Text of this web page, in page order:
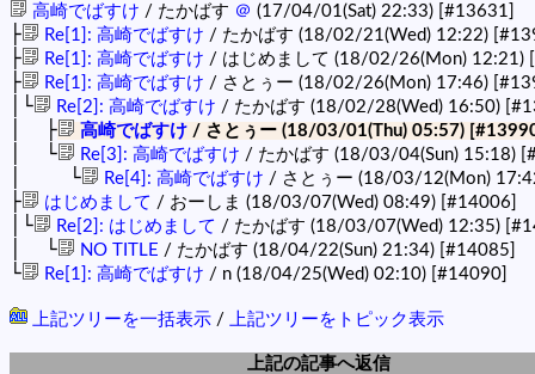
高崎でばすけ / たかばす ＠ (17/04/01(Sat) 22:33) [#13631]
├ Re[1]: 高崎でばすけ / たかばす (18/02/21(Wed) 12:22)
├ Re[1]: 高崎でばすけ / はじめまして (18/02/26(Mon) 12:21)
├ Re[1]: 高崎でばすけ / さとぅー (18/02/26(Mon) 17:46)
│└ Re[2]: 高崎でばすけ / たかばす (18/02/28(Wed) 16:50)
│ ├ 高崎でばすけ / さとぅー (18/03/01(Thu) 05:57)
│ └ Re[3]: 高崎でばすけ / たかばす (18/03/04(Sun) 15:18)
│ └ Re[4]: 高崎でばすけ / さとぅー (18/03/12(Mon)
├ はじめまして / おーしま (18/03/07(Wed) 08:49) [#14006]
│└ Re[2]: はじめまして / たかばす (18/03/07(Wed) 12:35)
│ └ NO TITLE / たかばす (18/04/22(Sun) 21:34) [#14085]
└ Re[1]: 高崎でばすけ / n (18/04/25(Wed) 02:10) [#14090]
上記ツリーを一括表示 / 上記ツリーをトピック表示
上記の記事へ返信